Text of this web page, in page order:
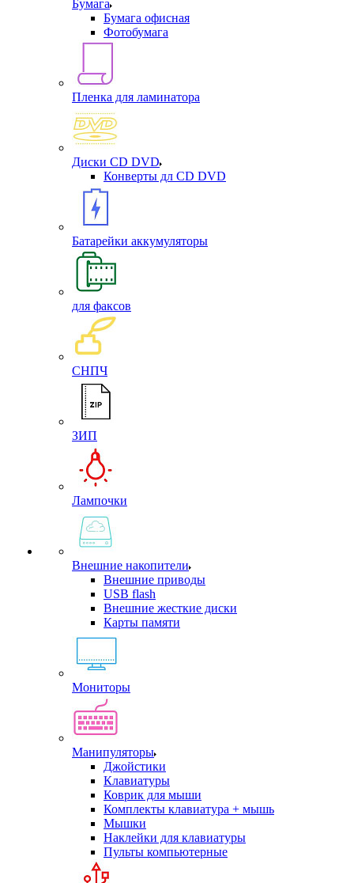
Бумага
Бумага офисная
Фотобумага
Пленка для ламинатора
Диски CD DVD
Конверты дл CD DVD
Батарейки аккумуляторы
для факсов
СНПЧ
ЗИП
Лампочки
Внешние накопители
Внешние приводы
USB flash
Внешние жесткие диски
Карты памяти
Мониторы
Манипуляторы
Джойстики
Клавиатуры
Коврик для мыши
Комплекты клавиатура + мышь
Мышки
Наклейки для клавиатуры
Пульты компьютерные